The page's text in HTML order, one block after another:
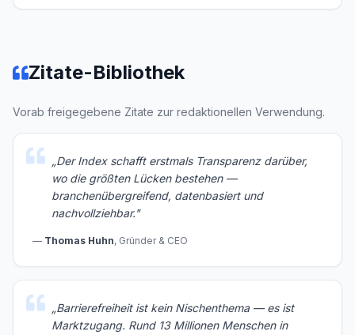
Zitate-Bibliothek
Vorab freigegebene Zitate zur redaktionellen Verwendung.
„Der Index schafft erstmals Transparenz darüber,
wo die größten Lücken bestehen —
branchenübergreifend, datenbasiert und
nachvollziehbar."
— Thomas Huhn, Gründer & CEO
„Barrierefreiheit ist kein Nischenthema — es ist
Marktzugang. Rund 13 Millionen Menschen in